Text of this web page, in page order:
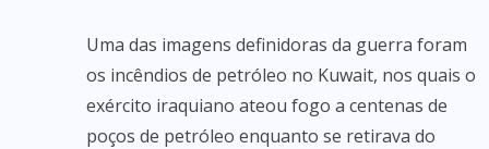
Uma das imagens definidoras da guerra foram
os incêndios de petróleo no Kuwait, nos quais o
exército iraquiano ateou fogo a centenas de
poços de petróleo enquanto se retirava do